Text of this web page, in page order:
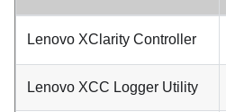
Lenovo XClarity Controller
Lenovo XCC Logger Utility